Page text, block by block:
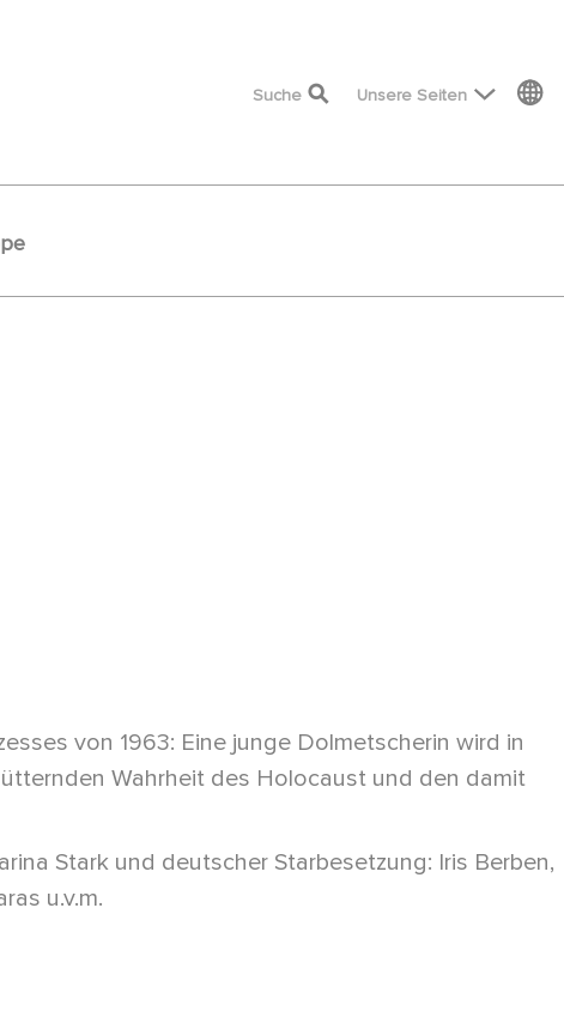
top menu
Suche Unsere Seiten
von 1963: Eine junge Dolmetscherin wird in
Wahrheit des Holocaust und den damit
Stark und deutscher Starbesetzung: Iris Berben,
u.v.m.